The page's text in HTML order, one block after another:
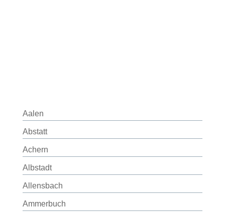
Aalen
Abstatt
Achern
Albstadt
Allensbach
Ammerbuch